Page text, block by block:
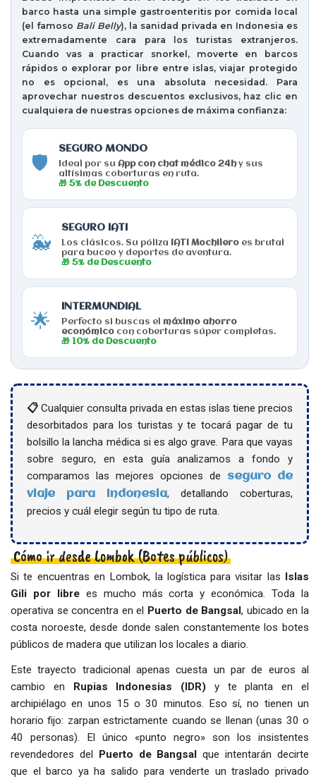
barco hasta una simple gastroenteritis por comida local
(el famoso Bali Belly), la sanidad privada en Indonesia es
extremadamente cara para los turistas extranjeros.
Cuando vas a practicar snorkel, moverte en barcos
rápidos o explorar por libre entre islas, viajar protegido
no es opcional, es una absoluta necesidad. Para
aprovechar nuestros descuentos exclusivos, haz clic en
cualquiera de nuestras opciones de máxima confianza:
🛡️
SEGURO MONDO
Ideal por su App con chat médico 24hy sus
altísimas coberturas en ruta.
🎁 5% de Descuento
🐳
SEGURO IATI
Los clásicos. Su póliza IATI Mochilero es brutal
para buceo y deportes de aventura.
🎁 5% de Descuento
🌟
INTERMUNDIAL
Perfecto si buscas el máximo ahorro
económico con coberturas súper completas.
🎁 10% de Descuento
📋 Cualquier consulta privada en estas islas tiene precios
desorbitados para los turistas y te tocará pagar de tu
bolsillo la lancha médica si es algo grave. Para que vayas
sobre seguro, en esta guía analizamos a fondo y
comparamos las mejores opciones de seguro de
viaje para Indonesia, detallando coberturas,
precios y cuál elegir según tu tipo de ruta.
Cómo ir desde Lombok (Botes públicos)
Si te encuentras en Lombok, la logística para visitar las Islas
Gili por librees mucho más corta y económica. Toda la
operativa se concentra en el Puerto de Bangsal, ubicado en la
costa noroeste, desde donde salen constantemente los botes
públicos de madera que utilizan los locales a diario.
Este trayecto tradicional apenas cuesta un par de euros al
cambio en Rupias Indonesias (IDR) y te planta en el
archipiélago en unos 15 o 30 minutos. Eso sí, no tienen un
horario fijo: zarpan estrictamente cuando se llenan (unas 30 o
40 personas). El único «punto negro» son los insistentes
revendedores del Puerto de Bangsal que intentarán decirte
que el barco ya ha salido para venderte un traslado privado